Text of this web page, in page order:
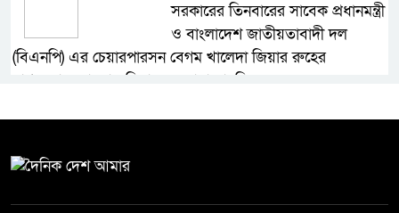
সরকারের তিনবারের সাবেক প্রধানমন্ত্রী
ও বাংলাদেশ জাতীয়তাবাদী দল
(বিএনপি) এর চেয়ারপারসন বেগম খালেদা জিয়ার রুহের
মাগফেরাত কামনায় মিলাদ ও দোয়া মাহফিল
নির্বাচনের আগেই ফিরতে মরিয়া